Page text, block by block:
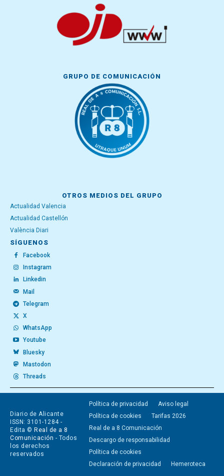
GRUPO DE COMUNICACIÓN
OTROS MEDIOS DEL GRUPO
Actualidad Valencia
Actualidad Castellón
València Diari
SÍGUENOS
Facebook
Instagram
Linkedin
Mail
Telegram
X
WhatsApp
Youtube
Bluesky
Mastodon
Threads
Diario de Alicante
ISSN: 3101-1284 -
Edita © Real de a 8
Comunicación - Todos
los derechos
reservados
Política de privacidad
Aviso legal
Política de cookies
Tarifas 2026
Real de a 8 Comunicación
Descargo de responsabilidad
Política de cookies
Declaración de privacidad
Hemeroteca